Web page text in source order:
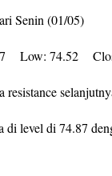
Senin (01/05)
Low: 74.52
resistance
di level di 74.87